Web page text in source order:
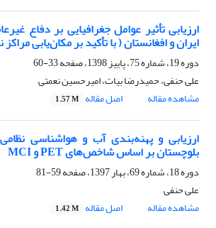
ارزیابی تأثیر عوامل جغرافیایی بر دفاع
ایران و افغانستان ( با تأکید بر مکان‌یابی
دوره 19، شماره 75، پاییز 1398، صفحه
33-60
علی حنفی، حمیدرضا بیات، امیرحسین نعمتی
مشاهده مقاله
اصل مقاله 1.57 M
ارزیابی و پهنه‌بندی آب ‌و هواشناسی
بلوچستان بر اساس شاخص‌های PET و MCI
دوره 18، شماره 69، بهار 1397، صفحه
59-81
علی حنفی
مشاهده مقاله
اصل مقاله 1.42 M